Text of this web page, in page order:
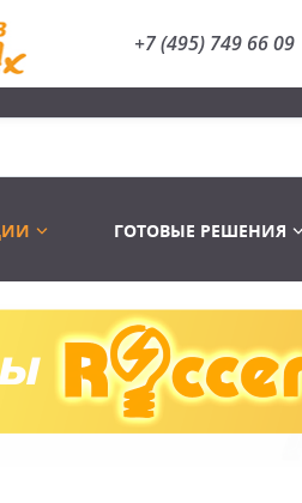
+7 (495) 749 66 09
Лампы
ГОТОВЫЕ РЕШЕНИЯ